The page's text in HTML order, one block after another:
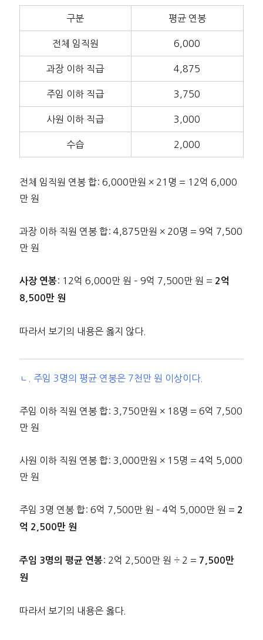
구분 평균 연봉
전체 임직원 6,000
과장 이하 직급 4,875
주임 이하 직급 3,750
사원 이하 직급 3,000
수습 2,000
전체 임직원 연봉 합: 6,000만원 × 21명 = 12억 6,000
만 원
과장 이하 직원 연봉 합: 4,875만원 × 20명 = 9억 7,500
만 원
사장 연봉: 12억 6,000만 원 – 9억 7,500만 원 = 2억
8,500만 원
따라서 보기의 내용은 옳지 않다.
ㄴ. 주임 3명의 평균 연봉은 7천만 원 이상이다.
주임 이하 직원 연봉 합: 3,750만원 × 18명 = 6억 7,500
만 원
사원 이하 직원 연봉 합: 3,000만원 × 15명 = 4억 5,000
만 원
주임 3명 연봉 합: 6억 7,500만 원 – 4억 5,000만 원 = 2
억 2,500만 원
주임 3명의 평균 연봉: 2억 2,500만 원 ÷ 2 = 7,500만
원
따라서 보기의 내용은 옳다.